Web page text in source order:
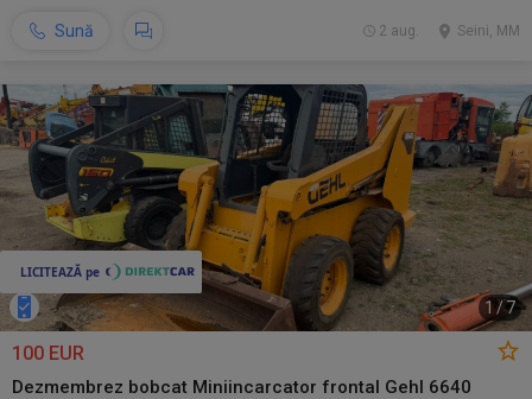
Sună Seini, MM
2 aug.
1/7
100 EUR
Dezmembrez bobcat Miniincarcator frontal Gehl 6640